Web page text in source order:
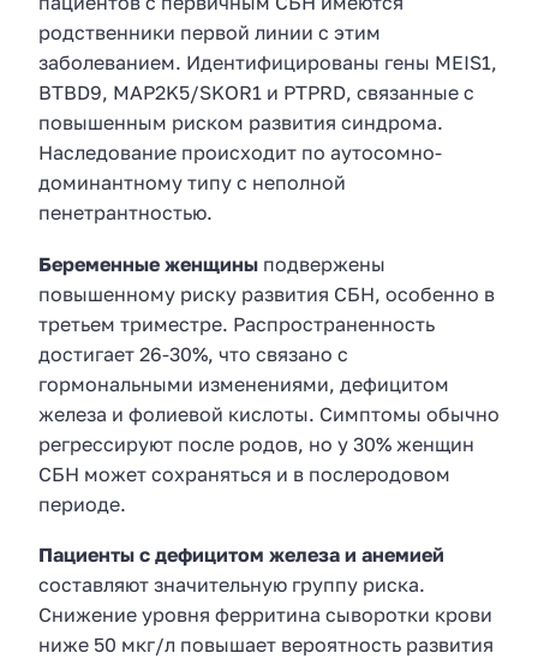
родственники первой линии с этим
заболеванием. Идентифицированы гены MEIS1,
BTBD9, MAP2K5/SKOR1 и PTPRD, связанные с
повышенным риском развития синдрома.
Наследование происходит по аутосомно-
доминантному типу с неполной
пенетрантностью.
Беременные женщины подвержены
повышенному риску развития СБН, особенно в
третьем триместре. Распространенность
достигает 26-30%, что связано с
гормональными изменениями, дефицитом
железа и фолиевой кислоты. Симптомы обычно
регрессируют после родов, но у 30% женщин
СБН может сохраняться и в послеродовом
периоде.
Пациенты с дефицитом железа и анемией
составляют значительную группу риска.
Снижение уровня ферритина сыворотки крови
ниже 50 мкг/л повышает вероятность развития